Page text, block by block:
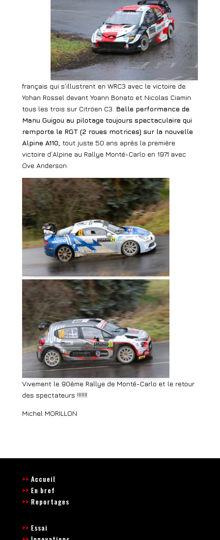
français qui s’illustrent en WRC3 avec le victoire de
Yohan Rossel devant Yoann Bonato et Nicolas Ciamin
tous les trois sur Citröen C3. Belle performance de
Manu Guigou au pilotage toujours spectaculaire qui
remporte le RGT (2 roues motrices) sur la nouvelle
Alpine A110, tout juste 50 ans après la première
victoire d’Alpine au Rallye Monté-Carlo en 1971 avec
Ove Anderson.
Vivement le 90ème Rallye de Monté-Carlo et le retour
des spectateurs !!!!!!!
Michel MORILLON
>> Accueil
>> En bref
>> Reportages
>> Essai